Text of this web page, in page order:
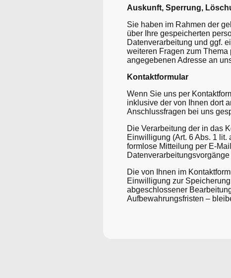
Auskunft, Sperrung,
Sie haben im Rahmen der
über Ihre gespeicherten
Datenverarbeitung und ggf.
weiteren Fragen zum
angegebenen Adresse an
Kontaktformular
Wenn Sie uns per
inklusive der von Ihnen dort
Anschlussfragen bei uns
Die Verarbeitung der in das
Einwilligung (Art. 6 Abs. 1
formlose Mitteilung per E-
Die von Ihnen im
Einwilligung zur
abgeschlossener
Aufbewahrungsfristen –